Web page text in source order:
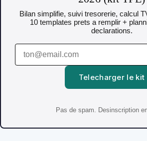
Bilan simplifie, suivi tresorerie, calcul
10 templates prets a remplir +
declarations.
Telecharger le kit
Pas de spam. Desinscription